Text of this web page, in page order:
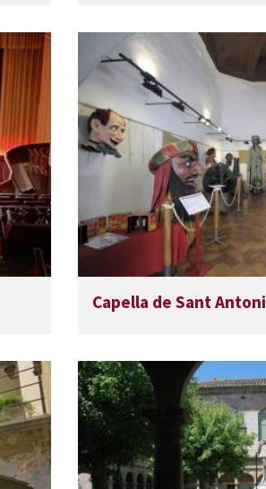
Capella de Sant Antoni